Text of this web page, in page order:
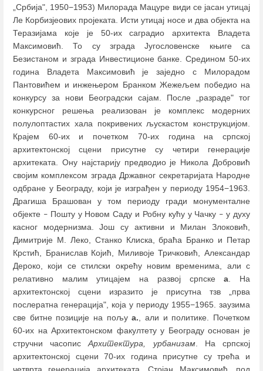
„Србија", 1950−1953) Милорада Мацуре види се јасан утицај
Ле Корбизјеових пројеката. Исти утицај носе и два објекта на
Теразијама које је 50-их саградио архитекта Владета
Максимовић. То су зграда Југословенске књиге са
Безистаном и зграда Инвестиционе банке. Средином 50-их
година Владета Максимовић је заједно с Милорадом
Пантовићем и инжењером Бранком Жежељем победио на
конкурсу за нови Београдски сајам. После „разраде" тог
конкурсног решења реализован је комплекс модерних
полулоптастих хала покривених љускастом конструкцијом.
Крајем 60-их и почетком 70-их година на српској
архитектонској сцени присутне су четири генерације
архитеката. Ону најстарију предводио је Никола Добровић
својим комплексом зграда Државног секретаријата Народне
одбране у Београду, који је изграђен у периоду 1954−1963.
Драгиша Брашован у том периоду гради монументалне
објекте –Пошту у Новом Саду и Робну кућу у Чачку – у духу
касног модернизма. Још су активни и Милан Злоковић,
Димитрије М. Леко, Станко Клиска, браћа Бранко и Петар
Крстић, Бранислав Којић, Миливоје Тричковић, Александар
Дероко, који се стилски окрећу новим временима, али с
релативно малим утицајем на развој српскеа . На
архитектонској сцени изразито је присутна тзв „прва
послератна генерација", која у периоду 1955−1965. заузима
све битне позиције на пољуа. , али и политике. Почетком
60-их на Архитектонском факултету у Београду основан је
стручни часописАрхитектура, урбанизам. На српској
архитектонској сцени 70-их година присутне су трећа и